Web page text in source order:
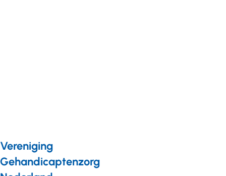
Vereniging
Gehandicaptenzorg